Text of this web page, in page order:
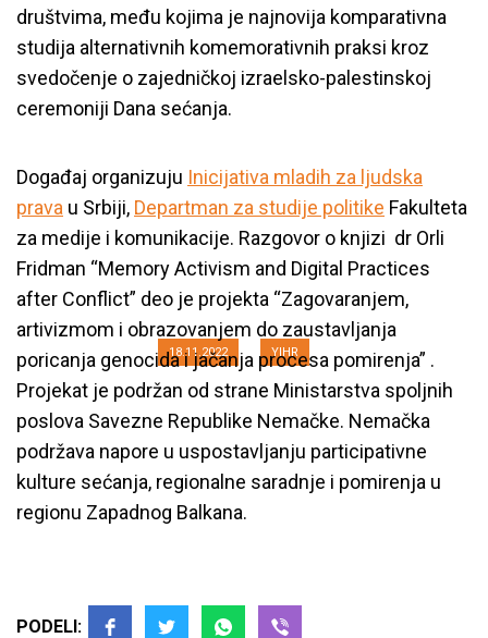
Razgovor o knjizi dr Orli Fridman
“Memory Activism and Digital
Practices after Conflict”
18.11.2022 YIHR
društvima, među kojima je najnovija komparativna
studija alternativnih komemorativnih praksi kroz
svedočenje o zajedničkoj izraelsko-palestinskoj
ceremoniji Dana sećanja.
Događaj organizuju Inicijativa mladih za ljudska
prava u Srbiji, Departman za studije politike Fakulteta
za medije i komunikacije. Razgovor o knjizi dr Orli
Fridman “Memory Activism and Digital Practices
after Conflict” deo je projekta “Zagovaranjem,
artivizmom i obrazovanjem do zaustavljanja
poricanja genocida i jačanja procesa pomirenja” .
Projekat je podržan od strane Ministarstva spoljnih
poslova Savezne Republike Nemačke. Nemačka
podržava napore u uspostavljanju participativne
kulture sećanja, regionalne saradnje i pomirenja u
regionu Zapadnog Balkana.
PODELI: